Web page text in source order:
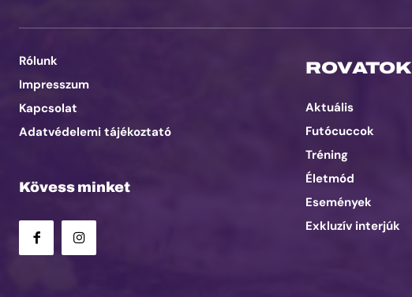
Rólunk
Impresszum
Kapcsolat
Adatvédelemi tájékoztató
Kövess minket
ROVATOK
Aktuális
Futócuccok
Tréning
Életmód
Események
Exkluzív interjúk